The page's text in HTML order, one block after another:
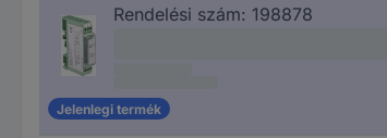
Rendelési szám: 198878
Jelenlegi termék